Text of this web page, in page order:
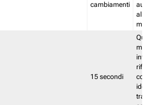
cambiamenti
15 secondi